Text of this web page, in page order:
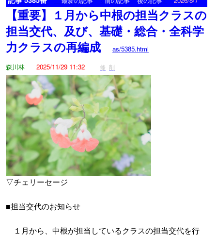
【重要】１月から中根の担当クラスの
担当交代、及び、基礎・総合・全科学
力クラスの再編成
as/5385.html
森川林
2025/11/29 11:32 修 削
▽チェリーセージ
■担当交代のお知らせ
１月から、中根が担当しているクラスの担当交代を行